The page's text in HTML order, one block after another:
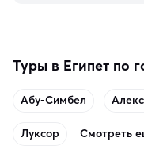
Туры в Египет по
Абу-Симбел
Луксор Смотреть